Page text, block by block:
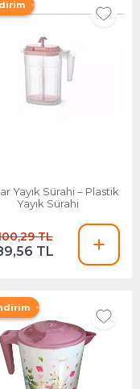
Yayık Sürahi – Plastik
Yayık Sürahi
TL
TL